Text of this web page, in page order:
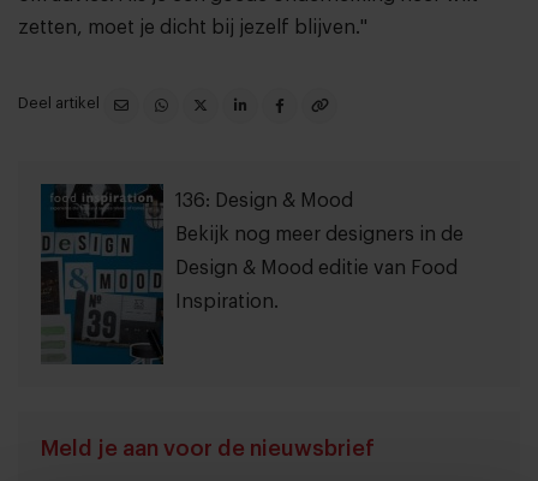
zetten, moet je dicht bij jezelf blijven."
Deel artikel
136: Design & Mood
Bekijk nog meer designers in de
Design & Mood editie van Food
Inspiration.
Meld je aan voor de nieuwsbrief